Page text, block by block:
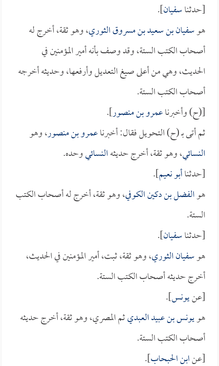
[حدثناسفيان].
هوسفيان بن سعيد بن مسروق الثوري، وهو ثقة، أخرج له
أصحاب الكتب الستة، وقد وصف بأنه أمير المؤمنين في
الحديث، وهي من أعلى صيغ التعديل وأرفعها، وحديثه أخرجه
أصحاب الكتب الستة.
[(ح) وأخبرناعمرو بن منصور].
ثم أتى بـ (ح) التحويل فقال: أخبرناعمرو بن منصور، وهو
النسائي، وهو ثقة، أخرج حديثهالنسائيوحده.
[حدثناأبو نعيم].
هوالفضل بن دكين الكوفي، وهو ثقة، أخرج له أصحاب الكتب
الستة.
[حدثناسفيان].
هوسفيان الثوري، وهو ثقة، ثبت، أمير المؤمنين في الحديث،
أخرج حديثه أصحاب الكتب الستة.
[عنيونس].
هويونس بن عبيد العبديثم المصري، وهو ثقة، أخرج حديثه
أصحاب الكتب الستة.
[عنابن الحبحاب].